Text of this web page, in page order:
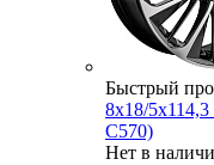
Быстрый
8x18/
C570)
Нет в